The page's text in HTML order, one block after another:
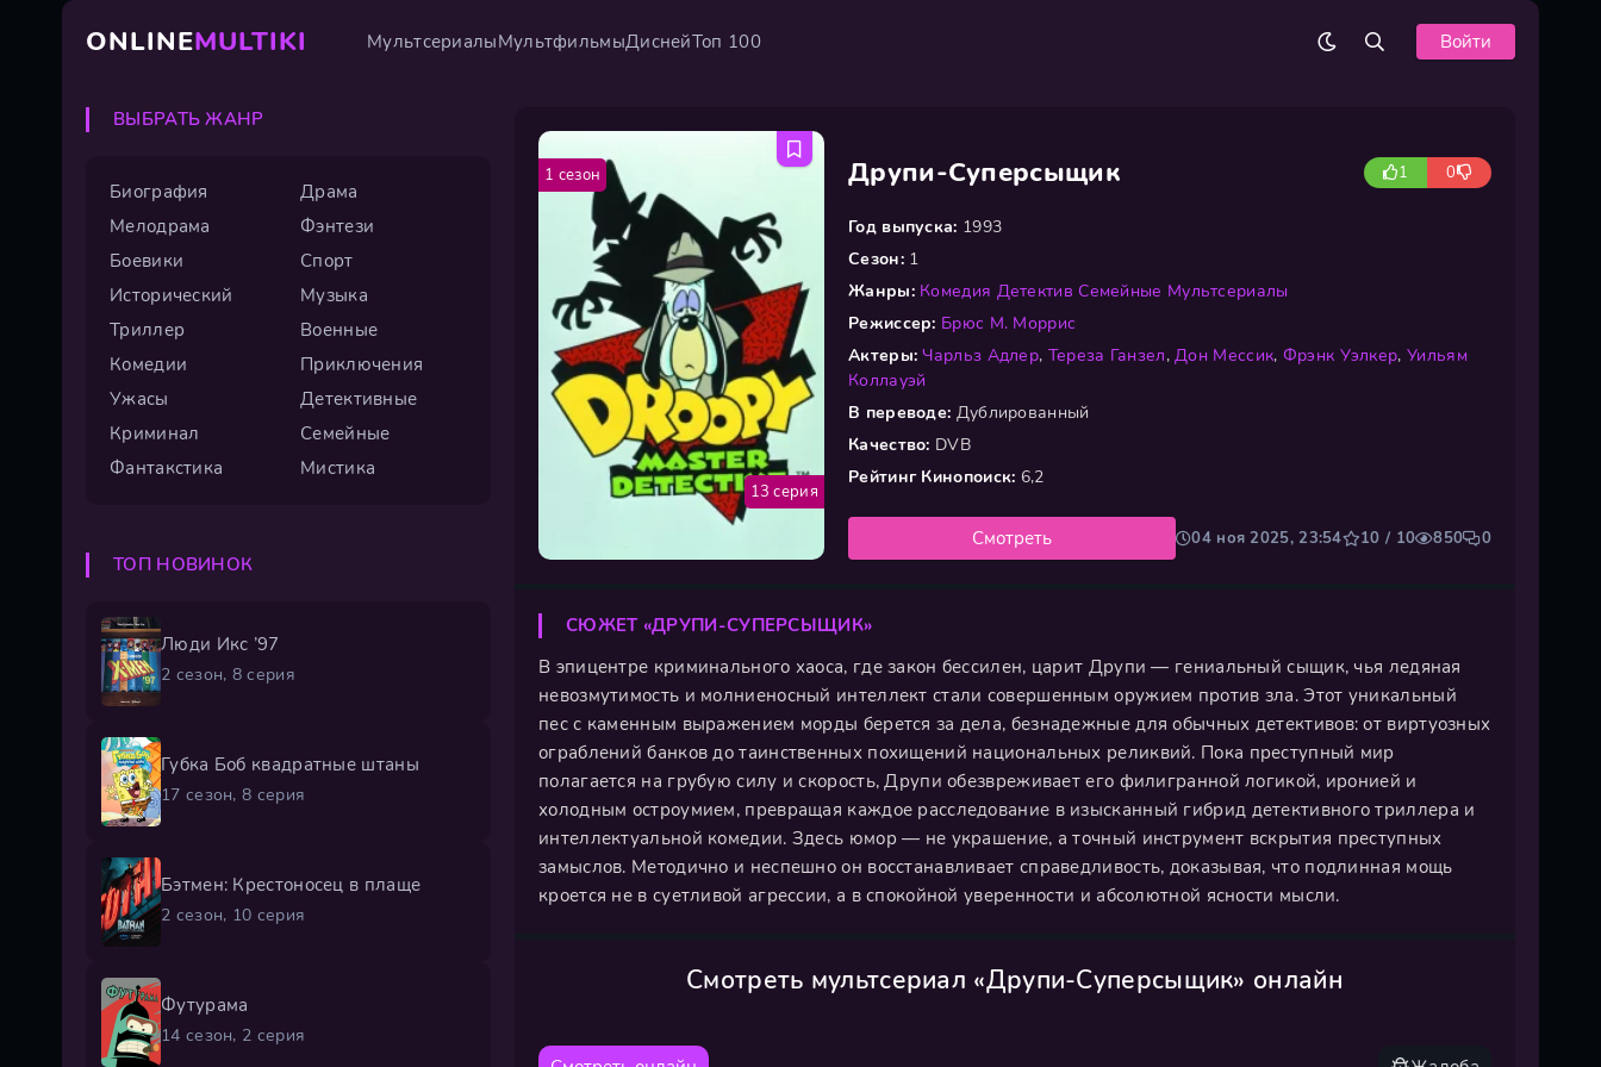
ONLINEMULTIKI МультсериалыМультфильмыДиснейТоп 100 Войти
Друпи-Суперсыщик 1 0
Год выпуска: 1993
Сезон:1
Жанры: Комедия Детектив Семейные Мультсериалы
Режиссер: Брюс М. Моррис
Актеры: Чарльз Адлер, Тереза Ганзел,Дон Мессик, Фрэнк Уэлкер, Уильям
Коллауэй
В переводе: Дублированный
Качество: DVB
Рейтинг Кинопоиск: 6,2
Смотреть 04 ноя 2025, 23:54 10 / 10 850 0
13 серия
1 сезон
СЮЖЕТ «ДРУПИ-СУПЕРСЫЩИК»
В эпицентре криминального хаоса, где закон бессилен, царит Друпи — гениальный сыщик, чья ледяная
невозмутимость и молниеносный интеллект стали совершенным оружием против зла. Этот уникальный
пес с каменным выражением морды берется за дела, безнадежные для обычных детективов: от виртуозных
ограблений банков до таинственных похищений национальных реликвий. Пока преступный мир
полагается на грубую силу и скорость, Друпи обезвреживает его филигранной логикой, иронией и
холодным остроумием, превращая каждое расследование в изысканный гибрид детективного триллера и
интеллектуальной комедии. Здесь юмор — не украшение, а точный инструмент вскрытия преступных
замыслов. Методично и неспешно он восстанавливает справедливость, доказывая, что подлинная мощь
кроется не в суетливой агрессии, а в спокойной уверенности и абсолютной ясности мысли.
Смотреть мультсериал «Друпи-Суперсыщик» онлайн
ВЫБРАТЬ ЖАНР
Биография
Драма
Мелодрама
Фэнтези
Боевики
Спорт
Исторический
Музыка
Триллер
Военные
Комедии
Приключения
Ужасы
Детективные
Криминал
Семейные
Фантакстика
Мистика
ТОП НОВИНОК
Люди Икс ’97
2 сезон, 8 серия
Губка Боб квадратные штаны
17 сезон, 8 серия
Бэтмен: Крестоносец в плаще
2 сезон, 10 серия
Футурама
14 сезон, 2 серия